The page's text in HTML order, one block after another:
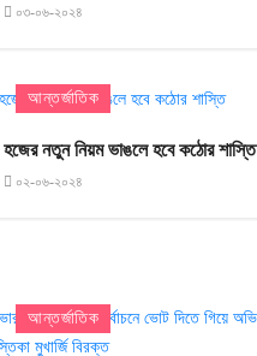
০৩-০৬-২০২৪
আন্তর্জাতিক
হজের নতুন নিয়ম ভাঙলে হবে কঠোর শাস্তি
০২-০৬-২০২৪
আন্তর্জাতিক